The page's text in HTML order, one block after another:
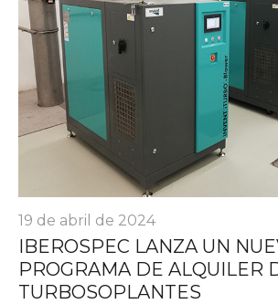
19 de abril de 2024
IBEROSPEC LANZA UN
PROGRAMA DE ALQUILER
TURBOSOPLANTES